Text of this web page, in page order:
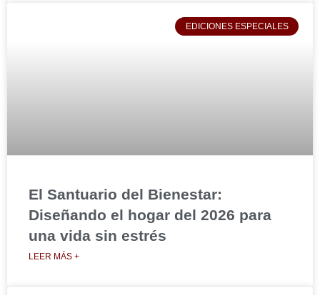
EDICIONES ESPECIALES
El Santuario del Bienestar:
Diseñando el hogar del 2026 para
una vida sin estrés
LEER MÁS +